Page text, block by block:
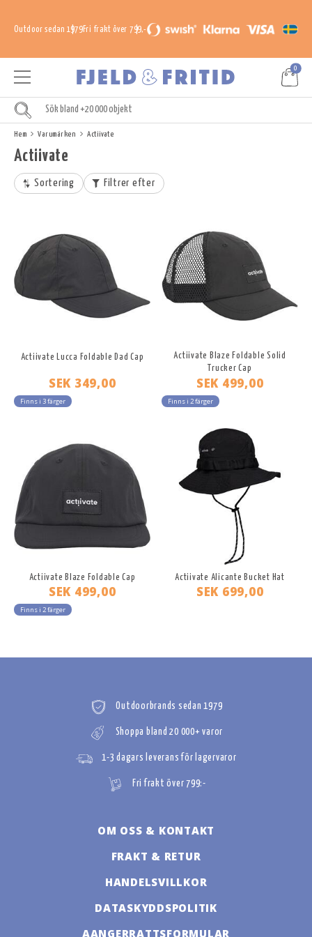
Outdoor sedan 1979Fri frakt över 799,-
0
Hem Varumärken Actiivate
Actiivate
Sortering Filtrer efter
Actiivate Lucca Foldable Dad Cap
SEK 349,00
Finns i 3 färger
Actiivate Blaze Foldable Solid
Trucker Cap
SEK 499,00
Finns i 2 färger
Actiivate Blaze Foldable Cap
SEK 499,00
Finns i 2 färger
Actiivate Alicante Bucket Hat
SEK 699,00
Outdoorbrands sedan 1979
Shoppa bland 20 000+ varor
1-3 dagars leverans för lagervaror
Fri frakt över 799:-
OM OSS & KONTAKT
FRAKT & RETUR
HANDELSVILLKOR
DATASKYDDSPOLITIK
AANGERRATTSFORMULAR